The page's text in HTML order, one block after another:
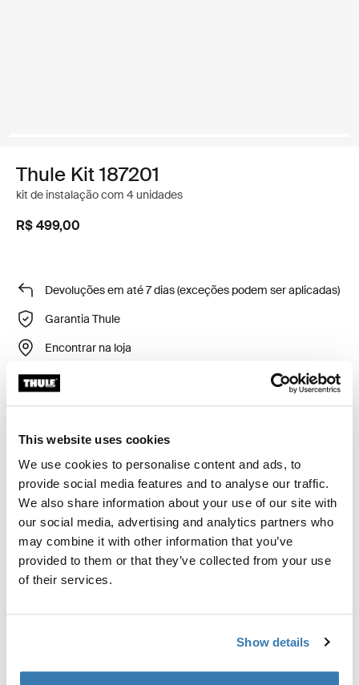
This website uses cookies
We use cookies to personalise content and ads, to
provide social media features and to analyse our traffic.
We also share information about your use of our site with
our social media, advertising and analytics partners who
may combine it with other information that you’ve
provided to them or that they’ve collected from your use
of their services.
Show details
Thule Kit 187201
kit de instalação com 4 unidades
R$ 499,00
Devoluções em até 7 dias (exceções podem ser aplicadas)
Garantia Thule
Encontrar na loja
Calcular frete e prazo
Kit de instalação personalizado para montar um
sistema rack de teto Thule em veículos com pontos
fixos integrados, trilhos T ou pontos de fixação de rack
personalizados.